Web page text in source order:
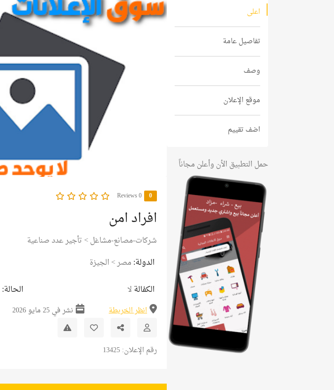
اعلى
تفاصيل عامة
وصف
موقع الإعلان
اضف تقييم
حمل التطبيق الأن وأعلن مجاناً
0
0 Reviews
افراد امن
شركات-مصانع-مشاغل> تأجير عدد صناعية
الدولة: مصر> الجيزة
الكفالة لا الحالة:
انظر الخريطة نشر في 25 مايو 2026
رقم الإعلان: 13425